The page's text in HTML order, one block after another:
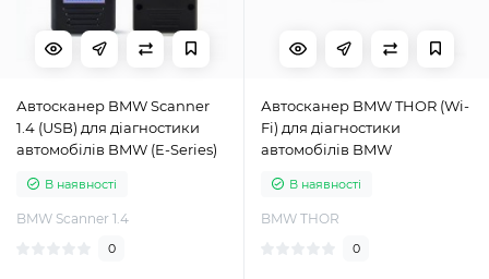
Автосканер BMW Scanner
1.4 (USB) для діагностики
автомобілів BMW (E-Series)
В наявності
BMW Scanner 1.4
0
Автосканер BMW THOR (Wi-
Fi) для діагностики
автомобілів BMW
В наявності
BMW THOR
0